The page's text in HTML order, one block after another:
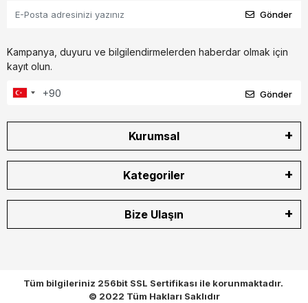
Gönder
Kampanya, duyuru ve bilgilendirmelerden haberdar olmak için
kayıt olun.
Gönder
Kurumsal
Kategoriler
Bize Ulaşın
Tüm bilgileriniz 256bit SSL Sertifikası ile korunmaktadır.
© 2022 Tüm Hakları Saklıdır